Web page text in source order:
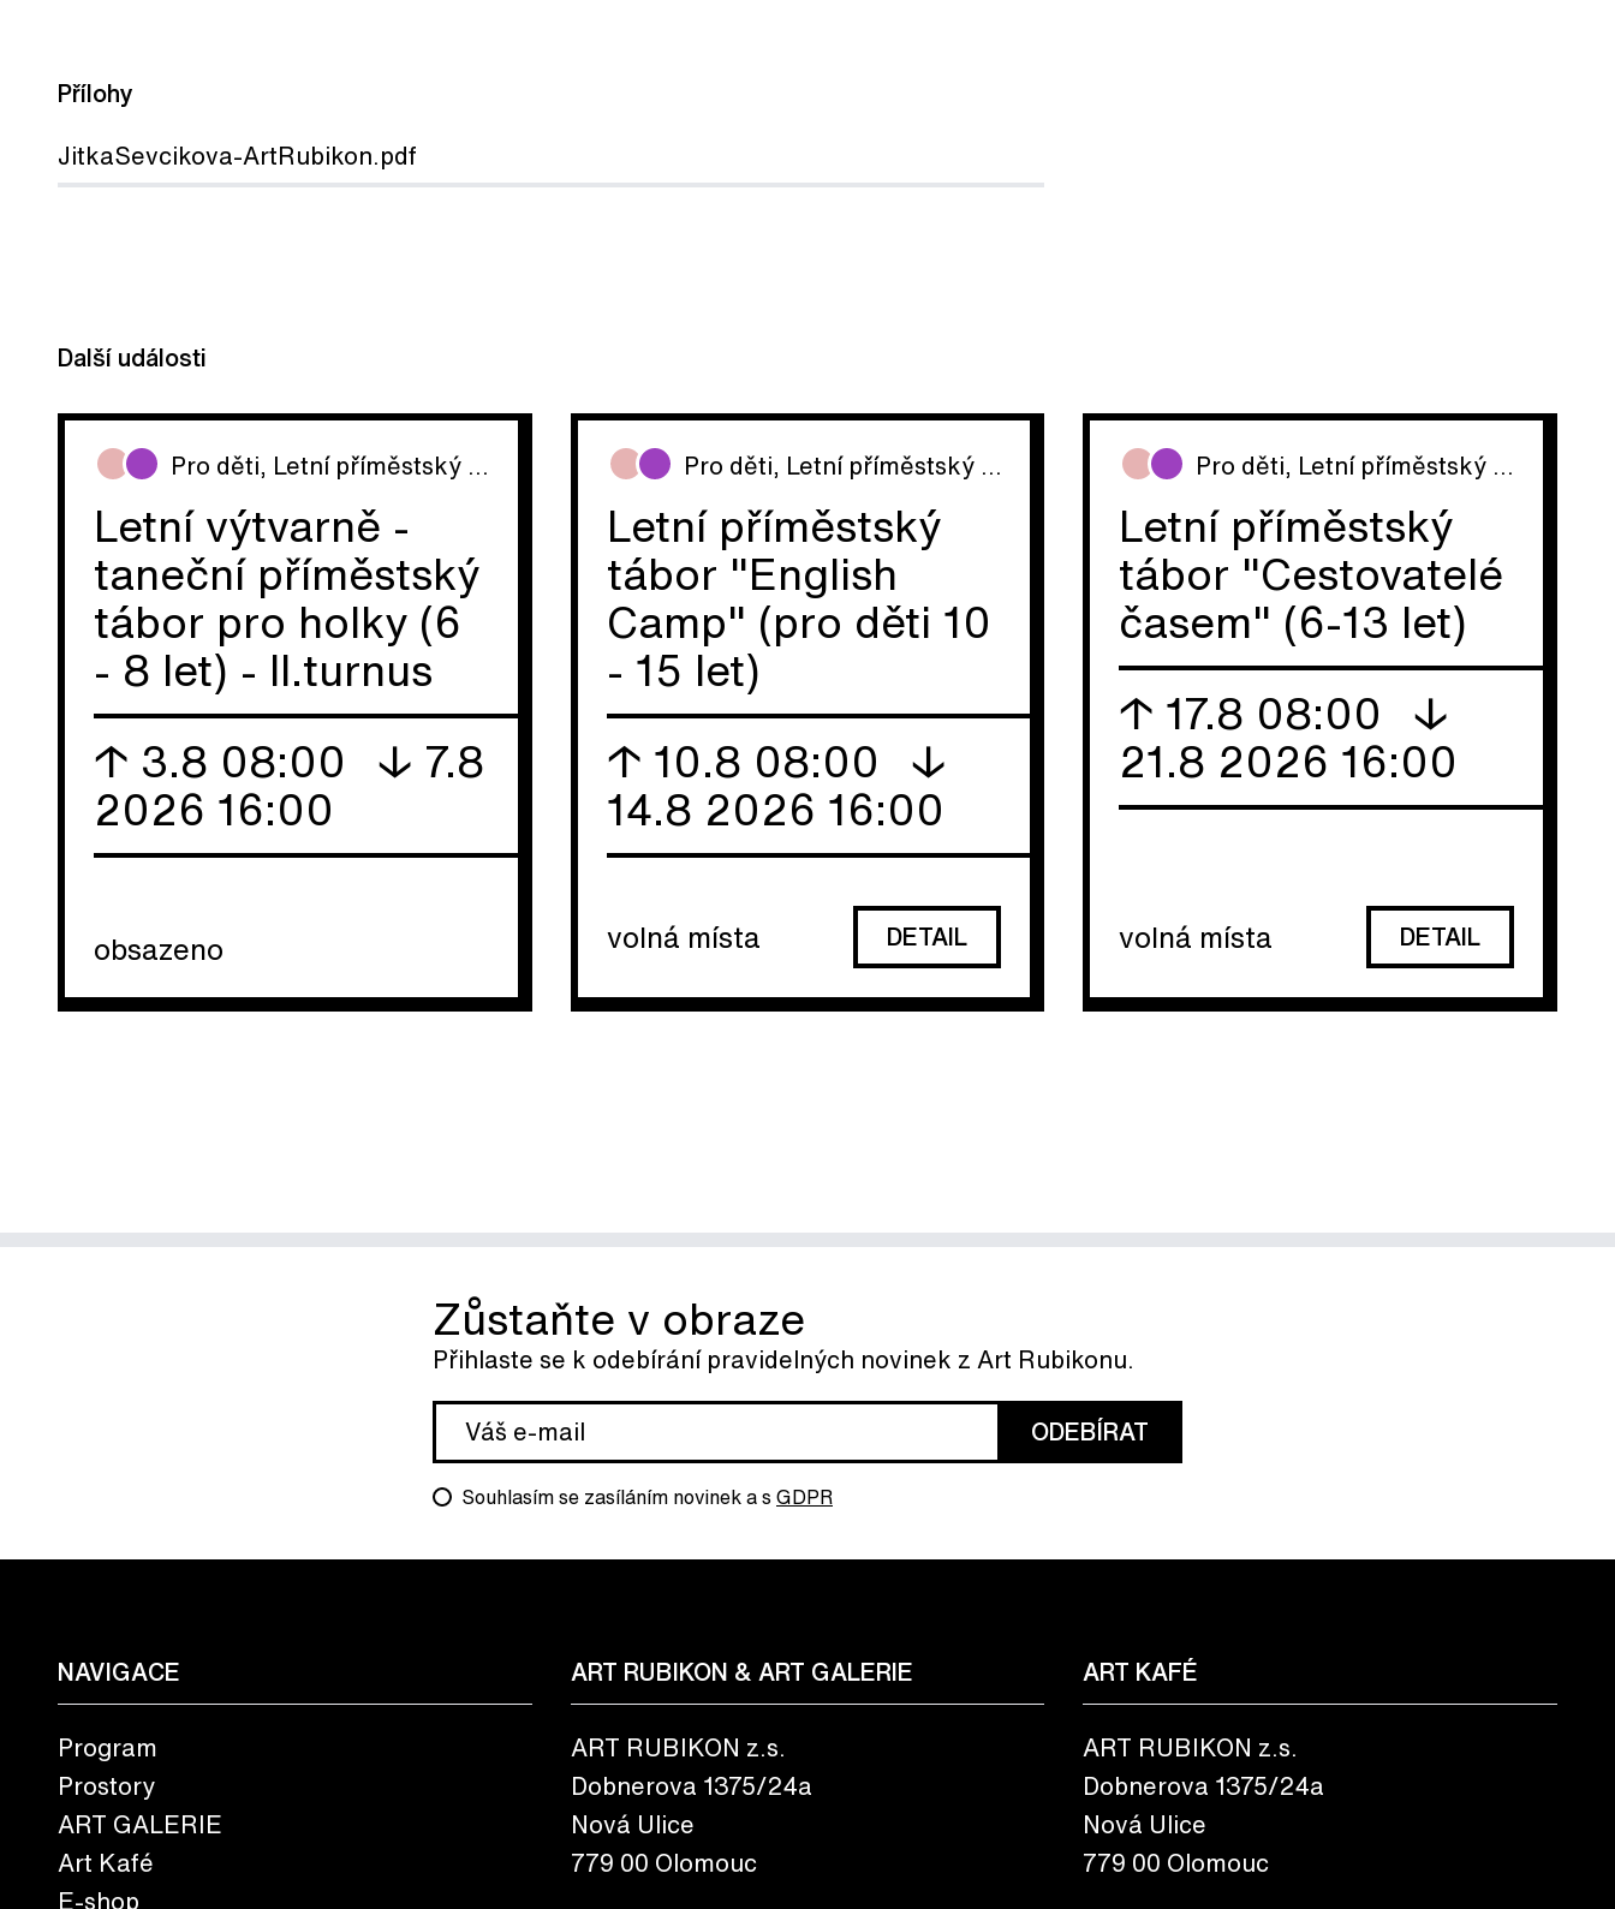
Přílohy
JitkaSevcikova-ArtRubikon.pdf
Další události
Pro děti Letní příměstský tábor
Letní výtvarně -
taneční příměstský
tábor pro holky (6
- 8 let) - II.turnus
↑ 3.8 08:00
↓ 7.8
2026 16:00
obsazeno
Pro děti Letní příměstský tábor
Letní příměstský
tábor "English
Camp" (pro děti 10
- 15 let)
↑ 10.8 08:00
↓
14.8 2026 16:00
volná místa DETAIL
Pro děti Letní příměstský tábor
Letní příměstský
tábor "Cestovatelé
časem" (6-13 let)
↑ 17.8 08:00
↓
21.8 2026 16:00
volná místa DETAIL
Zůstaňte v obraze
Přihlaste se k odebírání pravidelných novinek z Art Rubikonu.
ODEBÍRAT
Souhlasím se zasíláním novinek a s GDPR
NAVIGACE
Program
Prostory
ART GALERIE
Art Kafé
E-shop
ART RUBIKON & ART GALERIE
ART RUBIKON z.s.
Dobnerova 1375/24a
Nová Ulice
779 00 Olomouc
ART KAFÉ
ART RUBIKON z.s.
Dobnerova 1375/24a
Nová Ulice
779 00 Olomouc